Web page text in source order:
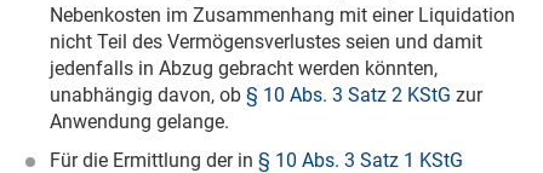
Nebenkosten im Zusammenhang mit einer Liquidation
nicht Teil des Vermögensverlustes seien und damit
jedenfalls in Abzug gebracht werden könnten,
unabhängig davon, ob § 10 Abs. 3 Satz 2 KStG zur
Anwendung gelange.
Für die Ermittlung der in § 10 Abs. 3 Satz 1 KStG